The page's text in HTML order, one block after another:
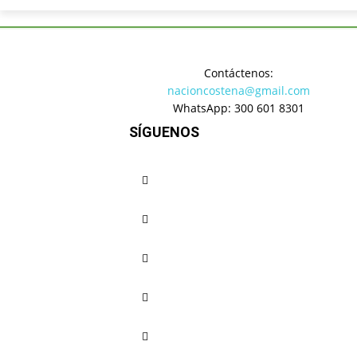
Regionales
Turista
de
Contáctenos:
nacioncostena@gmail.com
WhatsApp: 300 601 8301
SÍGUENOS